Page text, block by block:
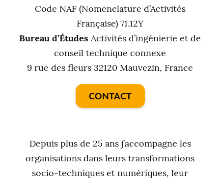
Code NAF (Nomenclature d’Activités
Française) 71.12Y
Bureau d’Études Activités d’ingénierie et de
conseil technique connexe
9 rue des fleurs 32120 Mauvezin, France
CONTACT
Depuis plus de 25 ans j’accompagne les
organisations dans leurs transformations
socio-techniques et numériques, leur